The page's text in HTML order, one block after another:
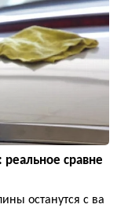
реальное сравне
останутся с ва